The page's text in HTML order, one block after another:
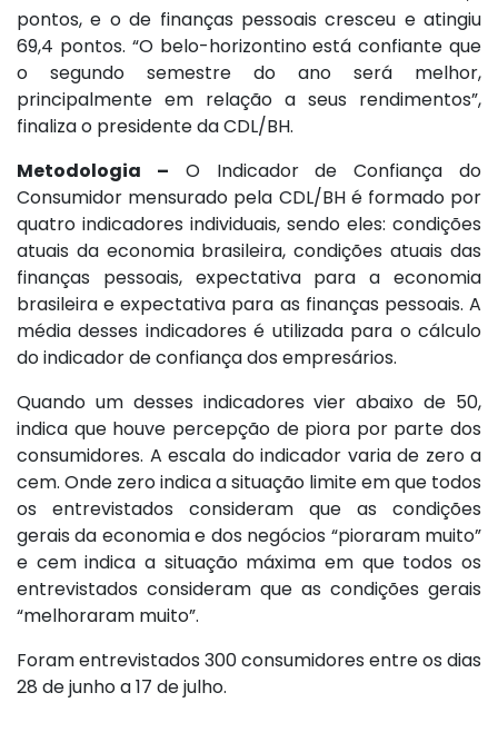
pontos, e o de finanças pessoais cresceu e atingiu
69,4 pontos. “O belo-horizontino está confiante que
o segundo semestre do ano será melhor,
principalmente em relação a seus rendimentos”,
finaliza o presidente da CDL/BH.
Metodologia – O Indicador de Confiança do
Consumidor mensurado pela CDL/BH é formado por
quatro indicadores individuais, sendo eles: condições
atuais da economia brasileira, condições atuais das
finanças pessoais, expectativa para a economia
brasileira e expectativa para as finanças pessoais. A
média desses indicadores é utilizada para o cálculo
do indicador de confiança dos empresários.
Quando um desses indicadores vier abaixo de 50,
indica que houve percepção de piora por parte dos
consumidores. A escala do indicador varia de zero a
cem. Onde zero indica a situação limite em que todos
os entrevistados consideram que as condições
gerais da economia e dos negócios “pioraram muito”
e cem indica a situação máxima em que todos os
entrevistados consideram que as condições gerais
“melhoraram muito”.
Foram entrevistados 300 consumidores entre os dias
28 de junho a 17 de julho.